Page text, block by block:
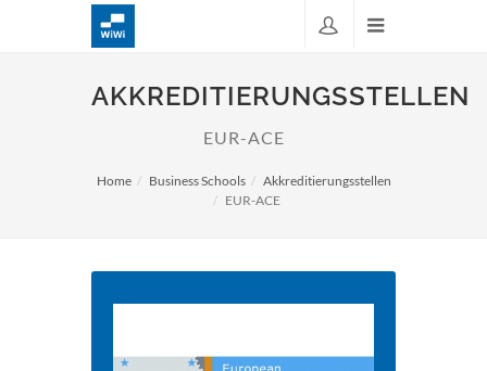
AKKREDITIERUNGSSTELLEN
EUR-ACE
Home Business Schools
Akkreditierungsstellen
EUR-ACE